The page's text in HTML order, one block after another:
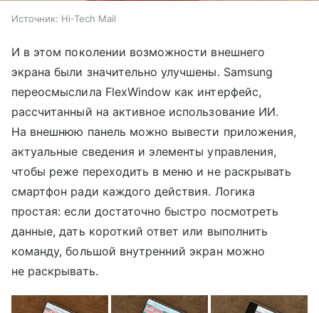
Источник: Hi-Tech Mail
И в этом поколении возможности внешнего
экрана были значительно улучшены. Samsung
переосмыслила FlexWindow как интерфейс,
рассчитанный на активное использование ИИ.
На внешнюю панель можно вывести приложения,
актуальные сведения и элементы управления,
чтобы реже переходить в меню и не раскрывать
смартфон ради каждого действия. Логика
простая: если достаточно быстро посмотреть
данные, дать короткий ответ или выполнить
команду, большой внутренний экран можно
не раскрывать.